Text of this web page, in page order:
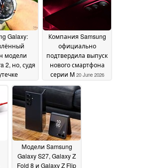
Galaxy:
модели
2, но, судя
Watch
функцией
»21 June 2026
Компания Samsung
официально
подтвердила выпуск
нового смартфона
серии M 20 June 2026
Модели Samsung
Galaxy S27, Galaxy Z
Fold 8 и Galaxy Z Flip